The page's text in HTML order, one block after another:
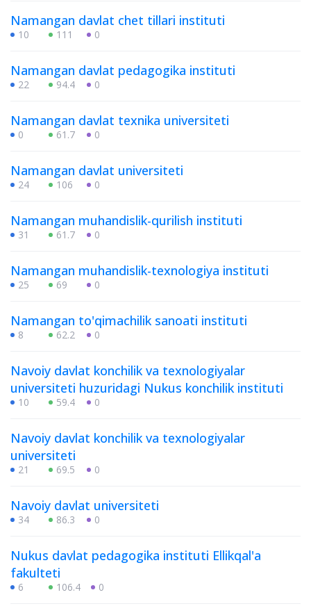
Namangan davlat chet tillari instituti
10 111 0
Namangan davlat pedagogika instituti
22 94.4 0
Namangan davlat texnika universiteti
0 61.7 0
Namangan davlat universiteti
24 106 0
Namangan muhandislik-qurilish instituti
31 61.7 0
Namangan muhandislik-texnologiya instituti
25 69 0
Namangan to'qimachilik sanoati instituti
8 62.2 0
Navoiy davlat konchilik va texnologiyalar
universiteti huzuridagi Nukus konchilik instituti
10 59.4 0
Navoiy davlat konchilik va texnologiyalar
universiteti
21 69.5 0
Navoiy davlat universiteti
34 86.3 0
Nukus davlat pedagogika instituti Ellikqal'a
fakulteti
6 106.4 0